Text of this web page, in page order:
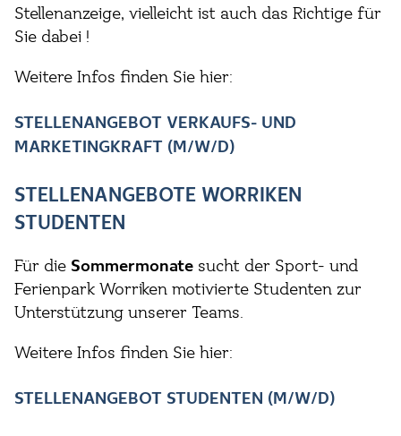
Stellenanzeige, vielleicht ist auch das Richtige für
Sie dabei !
Weitere Infos finden Sie hier:
STELLENANGEBOT VERKAUFS- UND
MARKETINGKRAFT (M/W/D)
STELLENANGEBOTE WORRIKEN
STUDENTEN
Für die Sommermonate sucht der Sport- und
Ferienpark Worriken motivierte Studenten zur
Unterstützung unserer Teams.
Weitere Infos finden Sie hier:
STELLENANGEBOT STUDENTEN (M/W/D)